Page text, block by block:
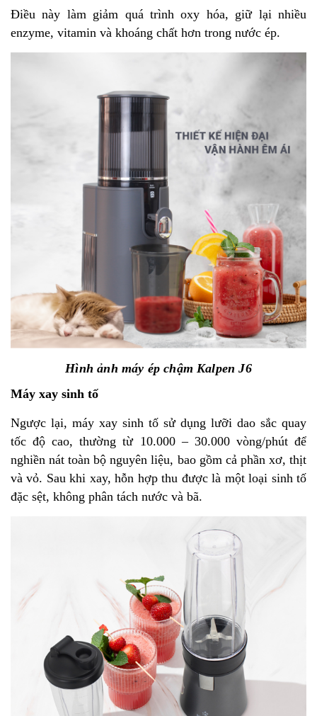
Điều này làm giảm quá trình oxy hóa, giữ lại nhiều
enzyme, vitamin và khoáng chất hơn trong nước ép.
Hình ảnh máy ép chậm Kalpen J6
Máy xay sinh tố
Ngược lại, máy xay sinh tố sử dụng lưỡi dao sắc quay
tốc độ cao, thường từ 10.000 – 30.000 vòng/phút để
nghiền nát toàn bộ nguyên liệu, bao gồm cả phần xơ, thịt
và vỏ. Sau khi xay, hỗn hợp thu được là một loại sinh tố
đặc sệt, không phân tách nước và bã.